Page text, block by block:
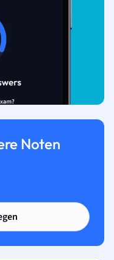
Noten